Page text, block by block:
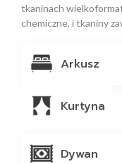
tkaninach
chemiczne, i tkaniny
Arkusz
Kurtyna
Dywan